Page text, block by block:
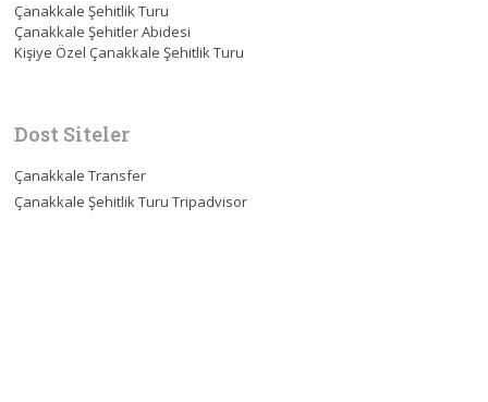
Çanakkale Şehitlik Turu
Çanakkale Şehitler Abidesi
Kişiye Özel Çanakkale Şehitlik Turu
Dost Siteler
Çanakkale Transfer
Çanakkale Şehitlik Turu Tripadvisor